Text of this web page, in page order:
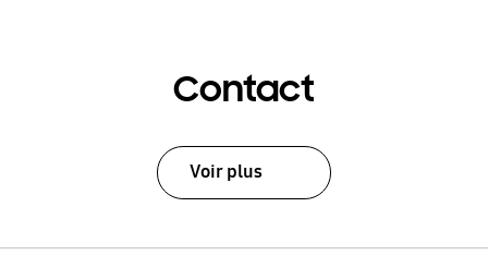
Contact
Voir plus